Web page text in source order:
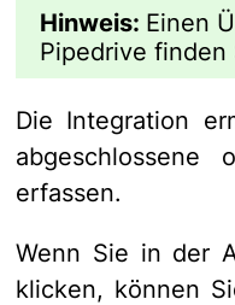
Hinweis: Einen
Pipedrive finden
Die Integration
erfassen.
Wenn Sie in der
klicken, können